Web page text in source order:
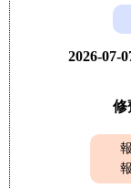
2026-07-
修